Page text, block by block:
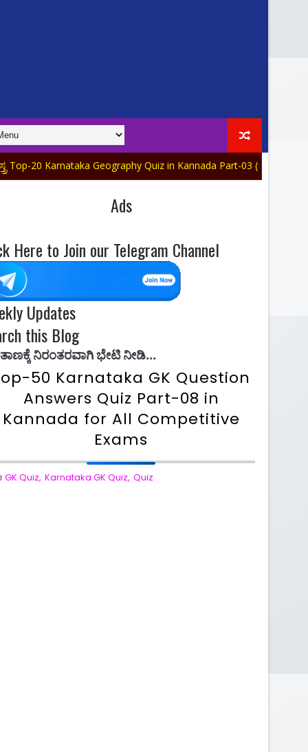
Geography Quiz in Kannada Part-03 (ಇಂದಿನ ವಿಶೇಷ ಅಪ್‌ಡೇಟ್)
Ads
Here to Join our Telegram Channel
Updates
this Blog
ಭೇಟಿ ನೀಡಿ...
50 Karnataka GK Question
Answers Quiz Part-08 in
Kannada for All Competitive
Exams
GK Quiz, Karnataka GK Quiz, Quiz